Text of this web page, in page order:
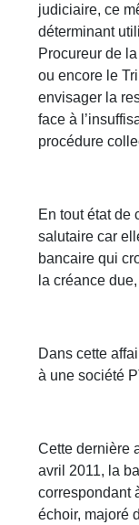
judiciaire, ce
déterminant
Procureur de
ou encore le
envisager la
face à
procédure
En tout état de
salutaire car
bancaire qui
la créance
Dans cette
à une société
Cette dernière
avril 2011, la
correspondant
échoir, majoré